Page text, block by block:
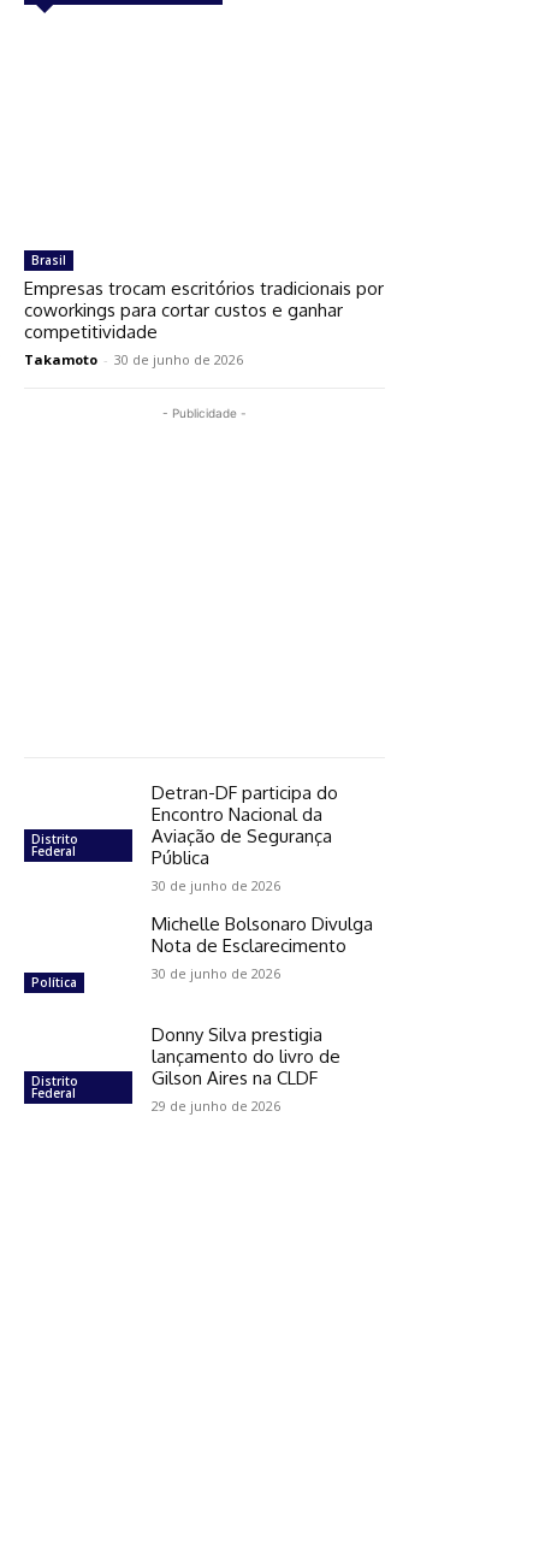
Brasil
Empresas trocam escritórios tradicionais por
coworkings para cortar custos e ganhar
competitividade
Takamoto - 30 de junho de 2026
- Publicidade -
Distrito
Federal
Detran-DF participa do
Encontro Nacional da
Aviação de Segurança
Pública
30 de junho de 2026
Política
Michelle Bolsonaro Divulga
Nota de Esclarecimento
30 de junho de 2026
Distrito
Federal
Donny Silva prestigia
lançamento do livro de
Gilson Aires na CLDF
29 de junho de 2026